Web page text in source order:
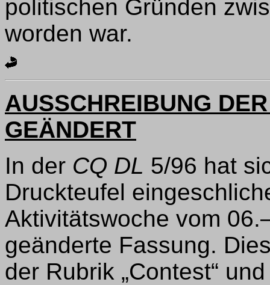
politischen Gründen
worden war.
AUSSCHREIBUNG
GEÄNDERT
In der CQ DL 5/96 hat
Druckteufel
Aktivitätswoche vom
geänderte Fassung.
der Rubrik „Contest“